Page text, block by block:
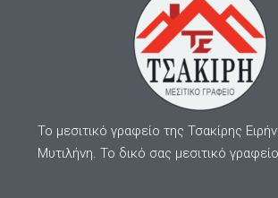
Το μεσιτικό γραφείο της Τσακίρης
Μυτιλήνη. Το δικό σας μεσιτικό